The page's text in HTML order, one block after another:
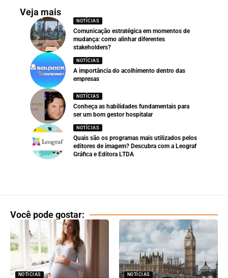
Veja mais
NOTÍCIAS
Comunicação estratégica em momentos de
mudança: como alinhar diferentes
stakeholders?
NOTÍCIAS
A importância do acolhimento dentro das
empresas
NOTÍCIAS
Conheça as habilidades fundamentais para
ser um bom gestor hospitalar
NOTÍCIAS
Quais são os programas mais utilizados pelos
editores de imagem? Descubra com a Leograf
Gráfica e Editora LTDA
Você pode gostar:
NOTÍCIAS NOTÍCIAS